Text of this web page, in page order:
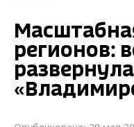
регионов: